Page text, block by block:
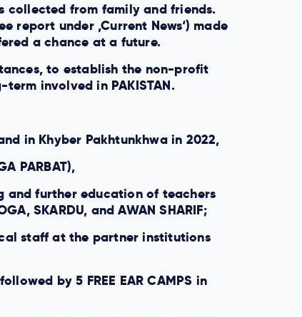
collected from family and friends.
report under ‚Current News‘) made
a chance at a future.
to establish the non-profit
involved in PAKISTAN.
in Khyber Pakhtunkhwa in 2022,
PARBAT),
and further education of teachers
SKARDU, and AWAN SHARIF;
staff at the partner institutions
by 5 FREE EAR CAMPS in